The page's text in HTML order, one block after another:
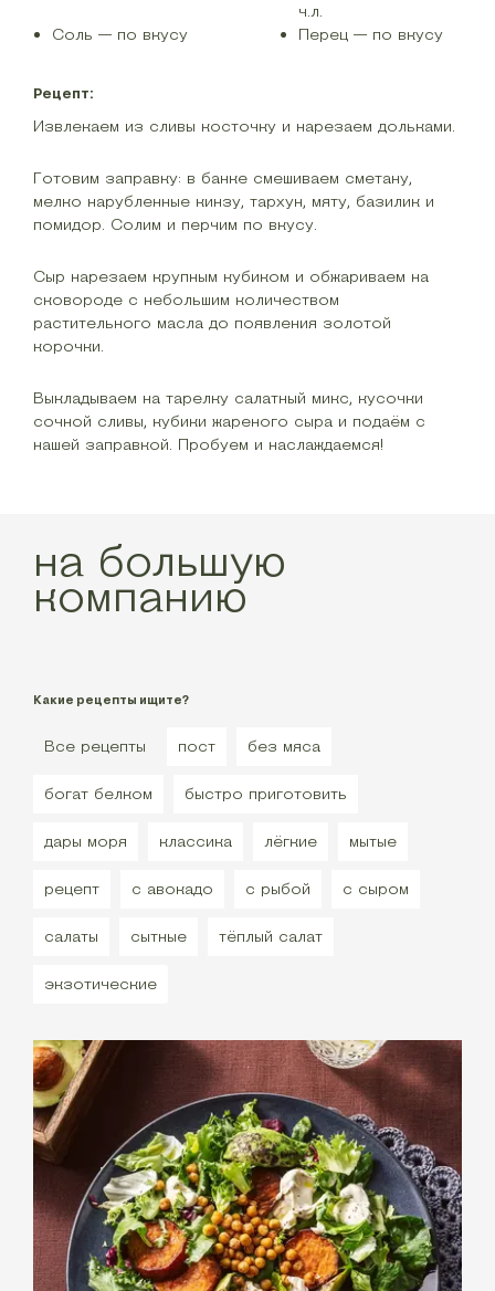
ч.л.
Соль — по вкусу
Перец — по вкусу
Рецепт:
Извлекаем из сливы косточку и нарезаем дольками.
Готовим заправку: в банке смешиваем сметану,
мелко нарубленные кинзу, тархун, мяту, базилик и
помидор. Солим и перчим по вкусу.
Сыр нарезаем крупным кубиком и обжариваем на
сковороде с небольшим количеством
растительного масла до появления золотой
корочки.
Выкладываем на тарелку салатный микс, кусочки
сочной сливы, кубики жареного сыра и подаём с
нашей заправкой. Пробуем и наслаждаемся!
на большую
компанию
Какие рецепты ищите?
Все рецепты пост без мяса
богат белком быстро приготовить
дары моря классика лёгкие мытые
рецепт с авокадо с рыбой с сыром
салаты сытные тёплый салат
экзотические